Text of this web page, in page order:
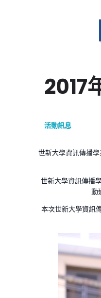
2017
活動訊息
世新大學資訊傳播
世新大學資訊傳播
動
本次世新大學資訊